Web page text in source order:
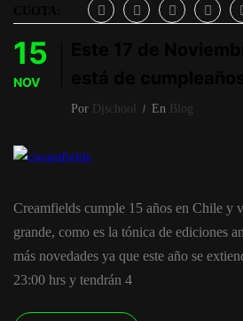
15
NOV
Por Djschool En Blog
Creamfields cumple 15 años en Chile y
grande, como es la tónica de ediciones
más novedades ya que este año se
23:00 hrs y tendrán 4